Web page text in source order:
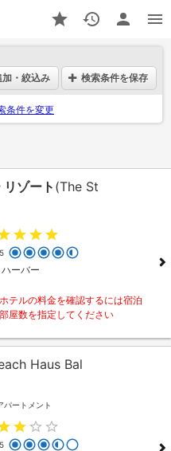
加・絞込み
検索条件を保存
条件を変更
ゾート (The St
ーバー
テルの料金を確認するには宿泊
屋数を指定してください
Haus Bal
パートメント